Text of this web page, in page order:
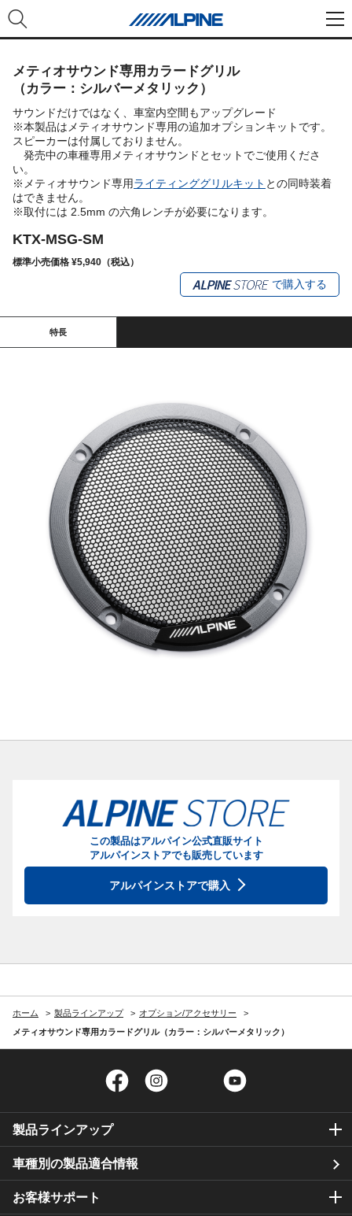
メティオサウンド専用カラードグリル
（カラー：シルバーメタリック）
サウンドだけではなく、車室内空間もアップグレード
※本製品はメティオサウンド専用の追加オプションキットです。
スピーカーは付属しておりません。
発売中の車種専用メティオサウンドとセットでご使用くださ
い。
※メティオサウンド専用ライティンググリルキット との同時装着
はできません。
※取付には 2.5mm の六角レンチが必要になります。
KTX-MSG-SM
標準小売価格 ¥5,940（税込）
で購入する
特長
この製品はアルパイン公式直販サイト
アルパインストアでも販売しています
アルパインストアで購入
ホーム 製品ラインアップ
オプション/アクセサリー
メティオサウンド専用カラードグリル（カラー：シルバーメタリック）
Facebook Twitter
製品ラインアップ
車種別の製品適合情報
お客様サポート